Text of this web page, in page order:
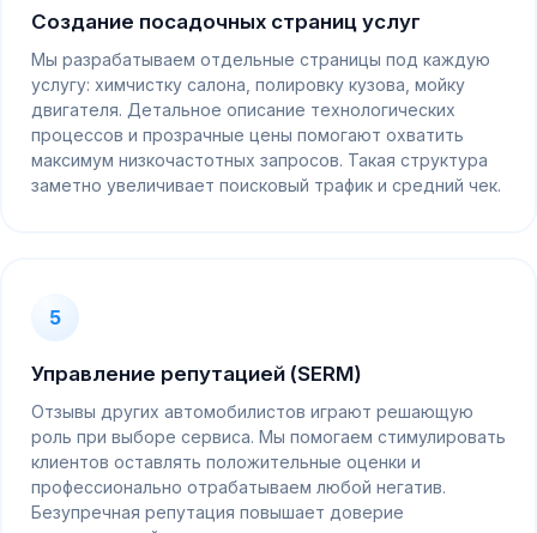
Создание посадочных страниц услуг
Мы разрабатываем отдельные страницы под каждую
услугу: химчистку салона, полировку кузова, мойку
двигателя. Детальное описание технологических
процессов и прозрачные цены помогают охватить
максимум низкочастотных запросов. Такая структура
заметно увеличивает поисковый трафик и средний чек.
5
Управление репутацией (SERM)
Отзывы других автомобилистов играют решающую
роль при выборе сервиса. Мы помогаем стимулировать
клиентов оставлять положительные оценки и
профессионально отрабатываем любой негатив.
Безупречная репутация повышает доверие